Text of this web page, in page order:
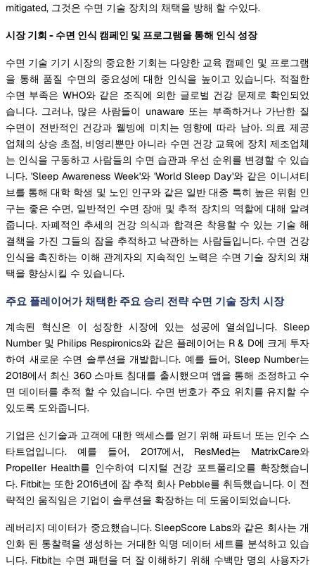
mitigated, 그것은 수면 기술 장치의 채택을 방해 할 수있다.
시장 기회 - 수면 인식 캠페인 및 프로그램을 통해 인식 성장
수면 기술 기기 시장의 중요한 기회는 다양한 교육 캠페인 및 프로그램
을 통해 품질 수면의 중요성에 대한 인식을 높이고 있습니다. 적절한
수면 부족은 WHO와 같은 조직에 의한 글로벌 건강 문제로 확인되었
습니다. 그러나, 많은 사람들이 unaware 또는 부족하거나 가난한 질
수면이 전반적인 건강과 웰빙에 미치는 영향에 따라 남아. 의료 제공
업체의 상승 초점, 비영리뿐만 아니라 수면 건강 교육에 장치 제조업체
는 인식을 구동하고 사람들의 수면 습관과 우선 순위를 변경할 수 있습
니다. 'Sleep Awareness Week'와 'World Sleep Day'와 같은 이니셔티
브를 통해 대학 학생 및 노인 인구와 같은 일반 대중 특히 높은 위험 인
구는 좋은 수면, 일반적인 수면 장애 및 추적 장치의 역할에 대해 알려
줍니다. 자폐적인 추세의 건강 의식과 합격은 착용할 수 있는 기술 해
결책을 가진 그들의 잠을 추적하고 낙관하는 사람들입니다. 수면 건강
인식을 촉진하는 이해 관계자의 지속적인 노력은 수면 기술 장치의 채
택을 향상시킬 수 있습니다.
주요 플레이어가 채택한 주요 승리 전략 수면 기술 장치 시장
계속된 혁신은 이 성장한 시장에 있는 성공에 열쇠입니다. Sleep
Number 및 Philips Respironics와 같은 플레이어는 R & D에 크게 투자
하여 새로운 수면 솔루션을 개발합니다. 예를 들어, Sleep Number는
2018에서 최신 360 스마트 침대를 출시했으며 앱을 통해 조정하고 수
면 데이터를 추적 할 수 있습니다. 수면 번호가 주요 위치를 유지할 수
있도록 도와줍니다.
기업은 신기술과 고객에 대한 액세스를 얻기 위해 파트너 또는 인수 스
타트업입니다. 예를 들어, 2017에서, ResMed는 MatrixCare와
Propeller Health를 인수하여 디지털 건강 포트폴리오를 확장했습니
다. Fitbit는 또한 2016년에 잠 추적 회사 Pebble를 취득했습니다. 이 전
략적인 움직임은 기업이 솔루션을 확장하는 데 도움이되었습니다.
레버리지 데이터가 중요했습니다. SleepScore Labs와 같은 회사는 개
인화 된 통찰력을 생성하는 거대한 익명 데이터 세트를 분석하고 있습
니다. Fitbit는 수면 패턴을 더 잘 이해하기 위해 수백만 명의 사용자가